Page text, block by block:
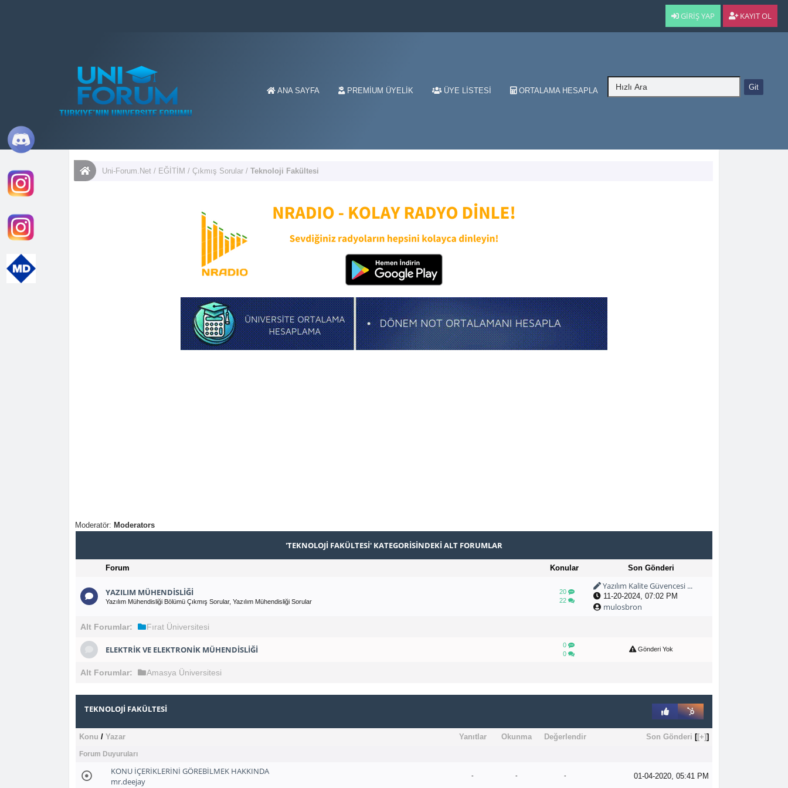
GIRIŞ YAP KAYIT OL
ANA SAYFA PREMIUM ÜYELIK ÜYE LISTESI ORTALAMA HESAPLA
Uni-Forum.Net/ EĞİTİM / Çıkmış Sorular / Teknoloji Fakültesi
Moderatör: Moderators
'TEKNOLOJI FAKÜLTESI' KATEGORISINDEKI ALT FORUMLAR
Forum Konular Son Gönderi
YAZILIM MÜHENDISLIĞI
Yazılım Mühendisliği Bölümü Çıkmış Sorular, Yazılım Mühendisliği Sorular
20
22
Yazılım Kalite Güvencesi ...
11-20-2024, 07:02 PM
mulosbron
Alt Forumlar: Fırat Üniversitesi
ELEKTRIK VE ELEKTRONIK MÜHENDISLIĞI
0
0
Gönderi Yok
Alt Forumlar: Amasya Üniversitesi
TEKNOLOJI FAKÜLTESI
Konu / Yazar Yanıtlar Okunma Değerlendir Son Gönderi [[+]]
Forum Duyuruları
KONU İÇERİKLERİNİ GÖREBİLMEK HAKKINDA
mr.deejay
- - - 01-04-2020, 05:41 PM